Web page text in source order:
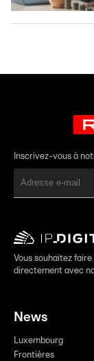
Inscrivez-vous à
Vous souhaitez
directement avec
News
Luxembourg
Frontières